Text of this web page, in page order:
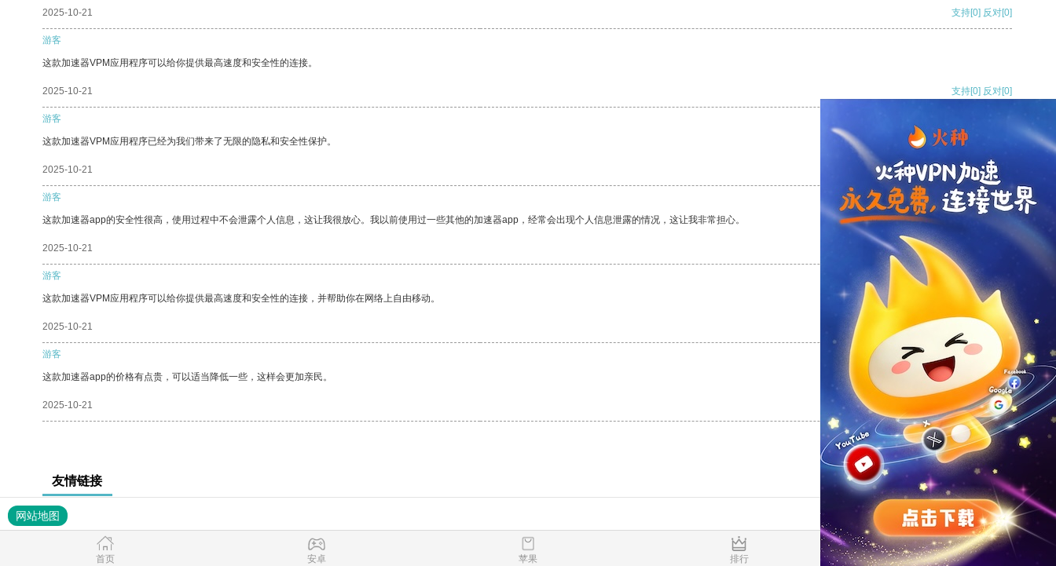
2025-10-21 支持[0] 反对[0]
游客
这款加速器VPM应用程序可以给你提供最高速度和安全性的连接。
2025-10-21 支持[0] 反对[0]
游客
这款加速器VPM应用程序已经为我们带来了无限的隐私和安全性保护。
2025-10-21 支持[0] 反对
游客
这款加速器app的安全性很高，使用过程中不会泄露个人信息，这让我很放心。我以前使用过一些其他的加速器app，经常会出现个人信息泄露的情况，这让我非常担心。
2025-10-21 支持
游客
这款加速器VPM应用程序可以给你提供最高速度和安全性的连接，并帮助你在网络上自由移动。
2025-10-21 反对 [0]
游客
这款加速器app的价格有点贵，可以适当降低一些，这样会更加亲民。
2025-10-21 支持[0] 反对[0]
友情链接
网站地图
首页 安卓 苹果 排行 推荐